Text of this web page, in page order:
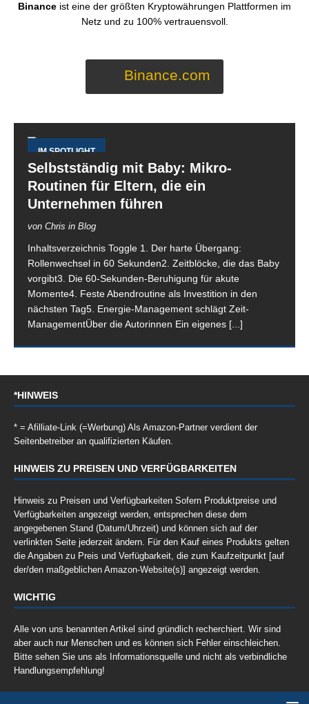
Binance ist eine der größten Kryptowährungen Plattformen im
Netz und zu 100% vertrauensvoll.
Binance.com
IM SPOTLIGHT
Selbstständig mit Baby: Mikro-
Routinen für Eltern, die ein
Unternehmen führen
von Chris in Blog
Inhaltsverzeichnis Toggle 1. Der harte Übergang:
Rollenwechsel in 60 Sekunden2. Zeitblöcke, die das Baby
vorgibt3. Die 60-Sekunden-Beruhigung für akute
Momente4. Feste Abendroutine als Investition in den
nächsten Tag5. Energie-Management schlägt Zeit-
ManagementÜber die Autorinnen Ein eigenes [...]
*HINWEIS
* = Afilliate-Link (=Werbung) Als Amazon-Partner verdient der
Seitenbetreiber an qualifizierten Käufen.
HINWEIS ZU PREISEN UND VERFÜGBARKEITEN
Hinweis zu Preisen und Verfügbarkeiten Sofern Produktpreise und
Verfügbarkeiten angezeigt werden, entsprechen diese dem
angegebenen Stand (Datum/Uhrzeit) und können sich auf der
verlinkten Seite jederzeit ändern. Für den Kauf eines Produkts gelten
die Angaben zu Preis und Verfügbarkeit, die zum Kaufzeitpunkt [auf
der/den maßgeblichen Amazon-Website(s)] angezeigt werden.
WICHTIG
Alle von uns benannten Artikel sind gründlich recherchiert. Wir sind
aber auch nur Menschen und es können sich Fehler einschleichen.
Bitte sehen Sie uns als Informationsquelle und nicht als verbindliche
Handlungsempfehlung!